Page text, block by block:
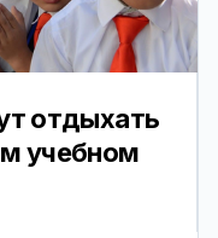
отдыхать
учебном